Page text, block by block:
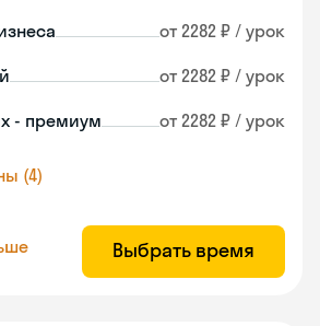
от 2282 ₽ / урок
от 2282 ₽ / урок
- премиум от 2282 ₽ / урок
(4)
Выбрать время